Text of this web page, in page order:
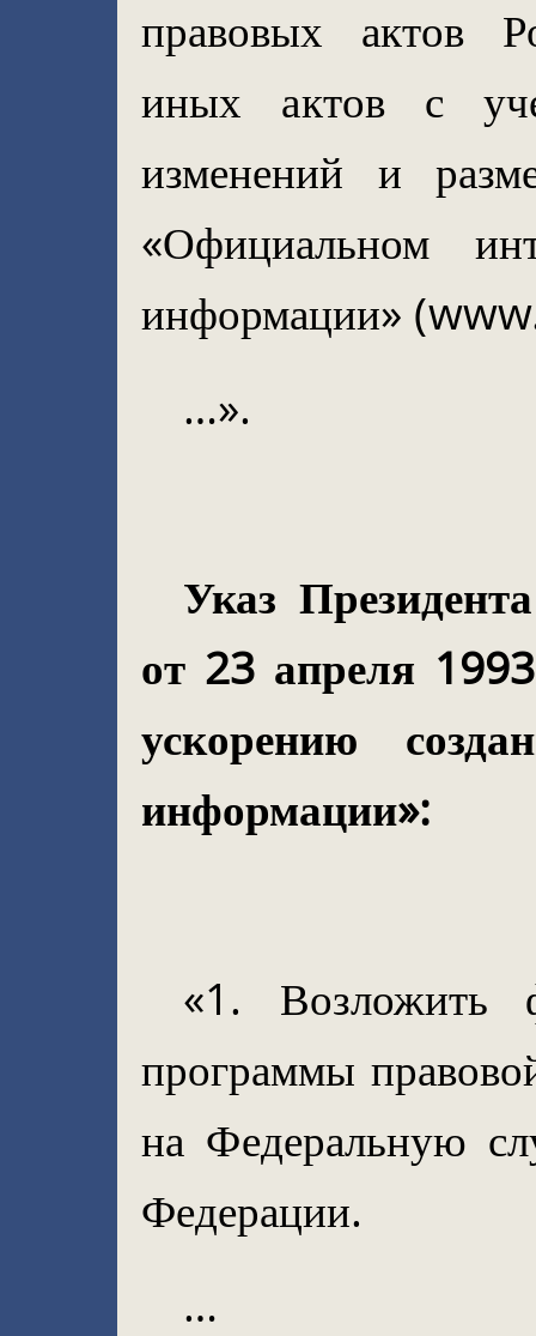
правовых актов
иных актов с
изменений и
«Официальном
информации»
…».
Указ
от 23 апреля
ускорению
информации»:
«1. Возложить
программы
на Федеральную
Федерации.
…